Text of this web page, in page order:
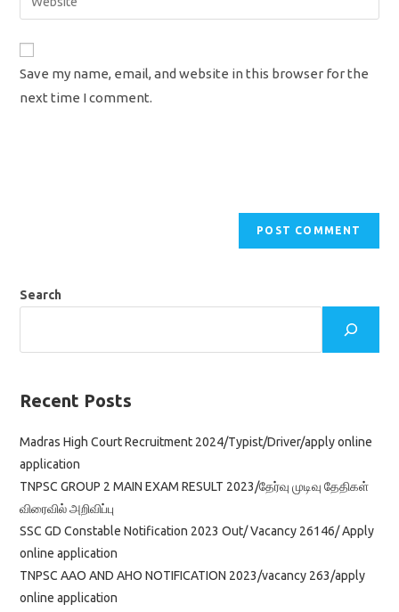
comment
address
your
URL
(optional)
Save my name, email, and website in this browser for the
next time I comment.
Search
Recent Posts
Madras High Court Recruitment 2024/Typist/Driver/apply online
application
TNPSC GROUP 2 MAIN EXAM RESULT 2023/தேர்வு முடிவு தேதிகள்
விரைவில் அறிவிப்பு
SSC GD Constable Notification 2023 Out/ Vacancy 26146/ Apply
online application
TNPSC AAO AND AHO NOTIFICATION 2023/vacancy 263/apply
online application